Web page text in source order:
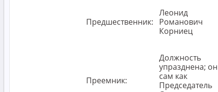
Предшественник:
Леонид
Романович
Корниец
Преемник:
Должность
упразднена; он
сам как
Председатель